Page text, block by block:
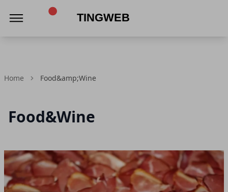
Home Food&amp;Wine
Food&Wine
Articoli in Evidenza